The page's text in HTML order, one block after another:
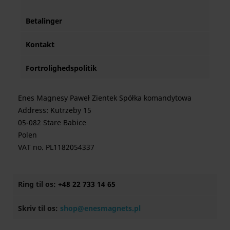
Betalinger
Kontakt
Fortrolighedspolitik
Enes Magnesy Paweł Zientek Spółka komandytowa
Address: Kutrzeby 15
05-082 Stare Babice
Polen
VAT no. PL1182054337
Ring til os: +48 22 733 14 65
Skriv til os: shop@enesmagnets.pl